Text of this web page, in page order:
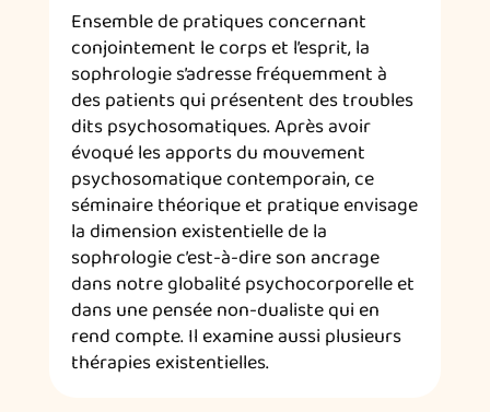
Ensemble de pratiques concernant
conjointement le corps et l’esprit, la
sophrologie s’adresse fréquemment à
des patients qui présentent des troubles
dits psychosomatiques. Après avoir
évoqué les apports du mouvement
psychosomatique contemporain, ce
séminaire théorique et pratique envisage
la dimension existentielle de la
sophrologie c’est-à-dire son ancrage
dans notre globalité psychocorporelle et
dans une pensée non-dualiste qui en
rend compte. Il examine aussi plusieurs
thérapies existentielles.